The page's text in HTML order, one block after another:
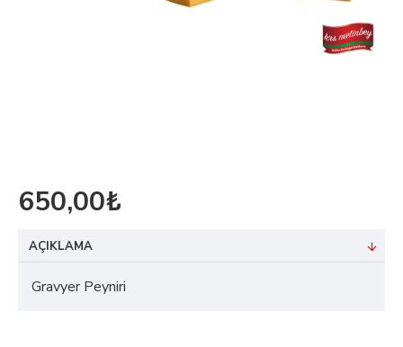
650,00₺
AÇIKLAMA
Gravyer Peyniri